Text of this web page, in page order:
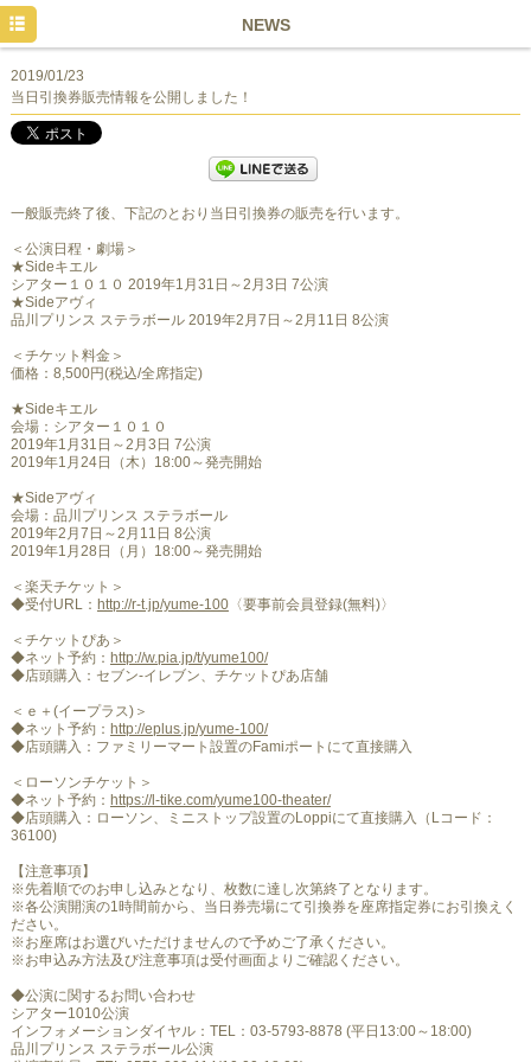
NEWS
2019/01/23
当日引換券販売情報を公開しました！
一般販売終了後、下記のとおり当日引換券の販売を行います。
＜公演日程・劇場＞
★Sideキエル
シアター１０１０ 2019年1月31日～2月3日 7公演
★Sideアヴィ
品川プリンス ステラボール 2019年2月7日～2月11日 8公演
＜チケット料金＞
価格：8,500円(税込/全席指定)
★Sideキエル
会場：シアター１０１０
2019年1月31日～2月3日 7公演
2019年1月24日（木）18:00～発売開始
★Sideアヴィ
会場：品川プリンス ステラボール
2019年2月7日～2月11日 8公演
2019年1月28日（月）18:00～発売開始
＜楽天チケット＞
◆受付URL： http://r-t.jp/yume-100〈要事前会員登録(無料)〉
＜チケットぴあ＞
◆ネット予約： http://w.pia.jp/t/yume100/
◆店頭購入：セブン-イレブン、チケットぴあ店舗
＜ｅ＋(イープラス)＞
◆ネット予約： http://eplus.jp/yume-100/
◆店頭購入：ファミリーマート設置のFamiポートにて直接購入
＜ローソンチケット＞
◆ネット予約： https://l-tike.com/yume100-theater/
◆店頭購入：ローソン、ミニストップ設置のLoppiにて直接購入（Lコード：
36100)
【注意事項】
※先着順でのお申し込みとなり、枚数に達し次第終了となります。
※各公演開演の1時間前から、当日券売場にて引換券を座席指定券にお引換えく
ださい。
※お座席はお選びいただけませんので予めご了承ください。
※お申込み方法及び注意事項は受付画面よりご確認ください。
◆公演に関するお問い合わせ
シアター1010公演
インフォメーションダイヤル：TEL：03-5793-8878 (平日13:00～18:00)
品川プリンス ステラボール公演
NEWS
TICKET&SCHEDULE
MOVIE
GOODS